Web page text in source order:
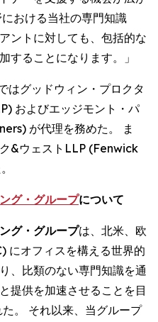
おける当社の専門知識
ントに対しても、包括的な
することになります。」
はグッドウィン・プロクタ
およびエッジモント・パ
が代理を務めた。 ま
&ウェストLLP (Fenwick
グ・グループについて
グ・グループは、北米、欧
にオフィスを構える世界的
、比類のない専門知識を通
提供を加速させることを目
。 それ以来、当グループ